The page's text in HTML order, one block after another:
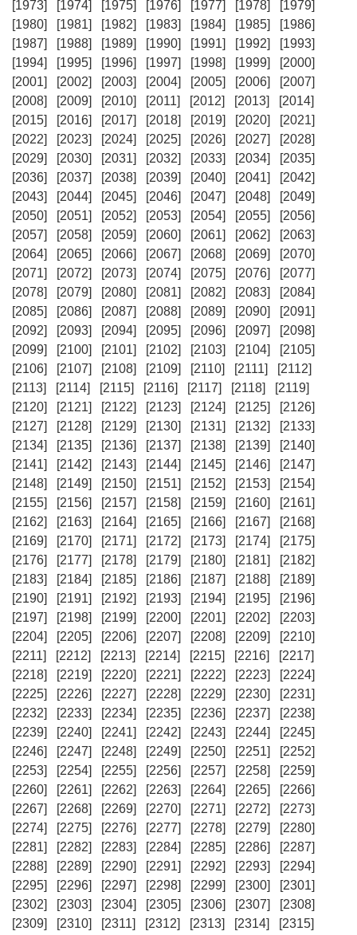
[1973] [1974] [1975] [1976] [1977] [1978]
[1979]
[1980]
[1981] [1982] [1983] [1984] [1985]
[1986]
[1987]
[1988] [1989] [1990] [1991] [1992]
[1993]
[1994]
[1995] [1996] [1997] [1998] [1999]
[2000]
[2001]
[2002] [2003] [2004] [2005] [2006]
[2007]
[2008]
[2009] [2010] [2011] [2012] [2013]
[2014]
[2015]
[2016] [2017] [2018] [2019] [2020]
[2021]
[2022]
[2023] [2024] [2025] [2026] [2027]
[2028]
[2029]
[2030] [2031] [2032] [2033] [2034]
[2035]
[2036]
[2037] [2038] [2039] [2040] [2041]
[2042]
[2043]
[2044] [2045] [2046] [2047] [2048]
[2049]
[2050]
[2051] [2052] [2053] [2054] [2055]
[2056]
[2057]
[2058] [2059] [2060] [2061] [2062]
[2063]
[2064]
[2065] [2066] [2067] [2068] [2069]
[2070]
[2071]
[2072] [2073] [2074] [2075] [2076]
[2077]
[2078]
[2079] [2080] [2081] [2082] [2083]
[2084]
[2085]
[2086] [2087] [2088] [2089] [2090]
[2091]
[2092]
[2093] [2094] [2095] [2096] [2097]
[2098]
[2099]
[2100] [2101] [2102] [2103] [2104]
[2105]
[2106]
[2107] [2108] [2109] [2110] [2111]
[2112]
[2113]
[2114] [2115] [2116] [2117] [2118]
[2119]
[2120]
[2121] [2122] [2123] [2124] [2125]
[2126]
[2127]
[2128] [2129] [2130] [2131] [2132]
[2133]
[2134]
[2135] [2136] [2137] [2138] [2139]
[2140]
[2141]
[2142] [2143] [2144] [2145] [2146]
[2147]
[2148]
[2149] [2150] [2151] [2152] [2153]
[2154]
[2155]
[2156] [2157] [2158] [2159] [2160]
[2161]
[2162]
[2163] [2164] [2165] [2166] [2167]
[2168]
[2169]
[2170] [2171] [2172] [2173] [2174]
[2175]
[2176]
[2177] [2178] [2179] [2180] [2181]
[2182]
[2183]
[2184] [2185] [2186] [2187] [2188]
[2189]
[2190]
[2191] [2192] [2193] [2194] [2195]
[2196]
[2197]
[2198] [2199] [2200] [2201] [2202]
[2203]
[2204]
[2205] [2206] [2207] [2208] [2209]
[2210]
[2211]
[2212] [2213] [2214] [2215] [2216]
[2217]
[2218]
[2219] [2220] [2221] [2222] [2223]
[2224]
[2225]
[2226] [2227] [2228] [2229] [2230]
[2231]
[2232]
[2233] [2234] [2235] [2236] [2237]
[2238]
[2239]
[2240] [2241] [2242] [2243] [2244]
[2245]
[2246]
[2247] [2248] [2249] [2250] [2251]
[2252]
[2253]
[2254] [2255] [2256] [2257] [2258]
[2259]
[2260]
[2261] [2262] [2263] [2264] [2265]
[2266]
[2267]
[2268] [2269] [2270] [2271] [2272]
[2273]
[2274]
[2275] [2276] [2277] [2278] [2279]
[2280]
[2281]
[2282] [2283] [2284] [2285] [2286]
[2287]
[2288]
[2289] [2290] [2291] [2292] [2293]
[2294]
[2295]
[2296] [2297] [2298] [2299] [2300]
[2301]
[2302]
[2303] [2304] [2305] [2306] [2307]
[2308]
[2309]
[2310] [2311] [2312] [2313] [2314]
[2315]